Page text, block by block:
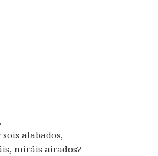
alabados,
miráis airados?